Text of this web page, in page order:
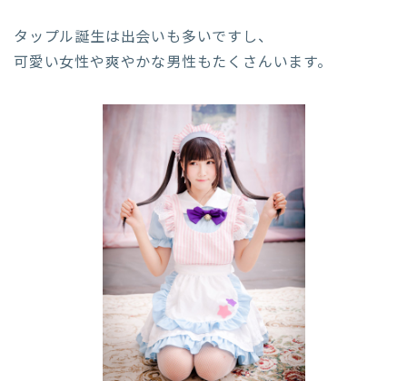
タップル誕生は出会いも多いですし、
可愛い女性や爽やかな男性もたくさんいます。